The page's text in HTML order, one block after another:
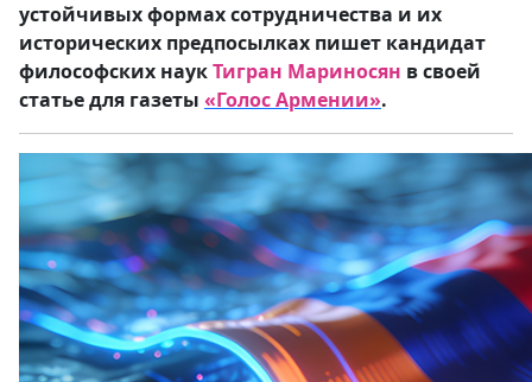
устойчивых формах сотрудничества и их
исторических предпосылках пишет кандидат
философских наукТигран Мариносян в своей
статье для газеты «Голос Армении».